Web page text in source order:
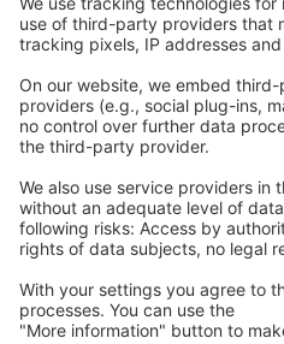
Komunikacja
Imprint
Polityka prywatności
GTC
Skontaktujsię z